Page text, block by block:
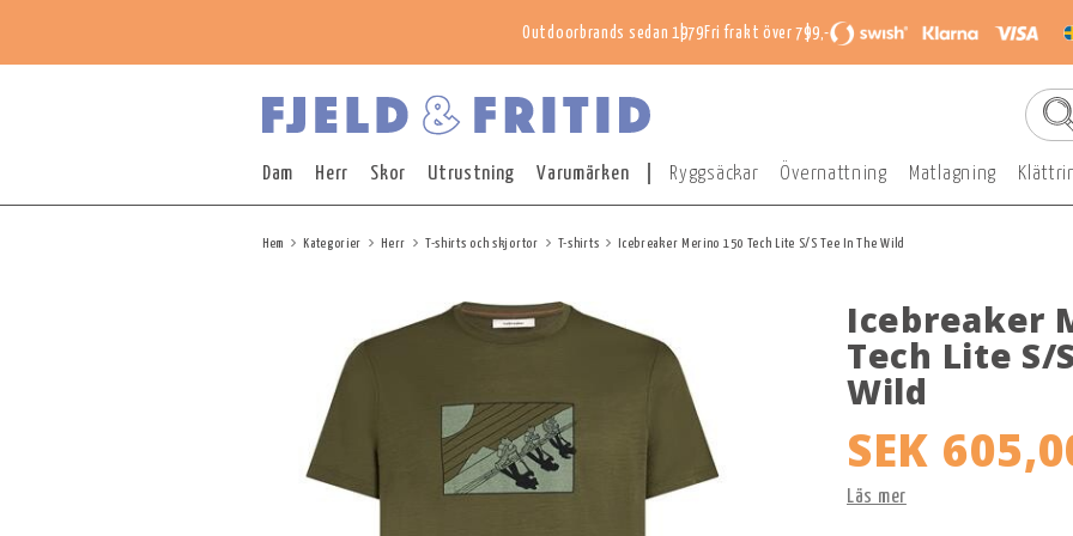
Outdoorbrands sedan 1979 Fri frakt över 799,-
Dam Herr Skor Utrustning Varumärken Ryggsäckar Övernattning Matlagning
Hem Kategorier Herr T-shirts och skjortor T-shirts Icebreaker Merino 150 Tech Lite S/S Tee In The Wild
Icebreaker
Tech Lite S/
Wild
SEK
Läs mer